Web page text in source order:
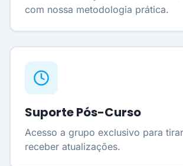
com nossa metodologia prática.
Suporte Pós-Curso
Acesso a grupo exclusivo para
receber atualizações.